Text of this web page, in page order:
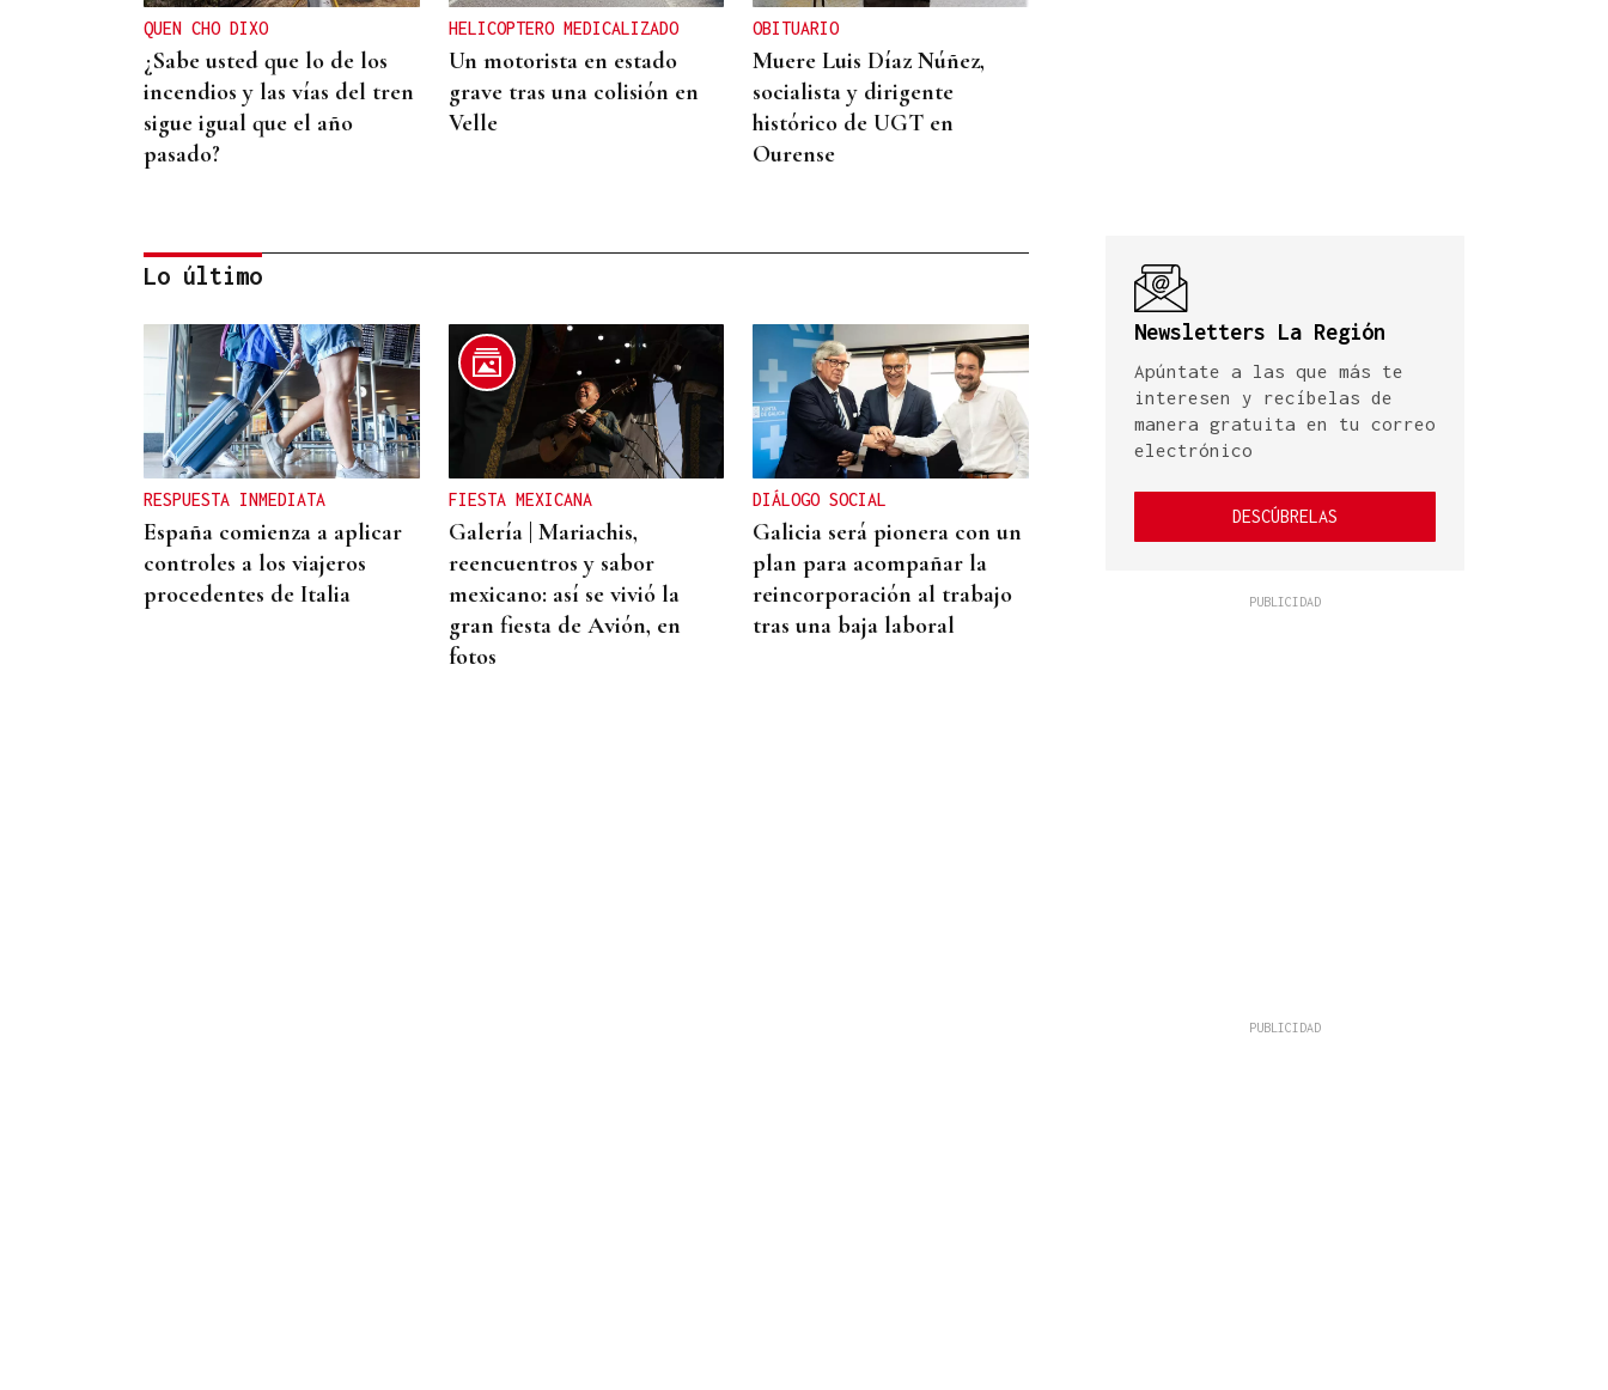
QUEN CHO DIXO
¿Sabe usted que lo de los
incendios y las vías del tren
sigue igual que el año
pasado?
HELICOPTERO MEDICALIZADO
Un motorista en estado
grave tras una colisión en
Velle
OBITUARIO
Muere Luis Díaz Núñez,
socialista y dirigente
histórico de UGT en
Ourense
CANEDO
Un herido en la colisión
entre dos coches en la
entrada a las termas de
Outariz
Lo último
RESPUESTA INMEDIATA
España comienza a aplicar
controles a los viajeros
procedentes de Italia
FIESTA MEXICANA
Galería | Mariachis,
reencuentros y sabor
mexicano: así se vivió la
gran fiesta de Avión, en
fotos
DIÁLOGO SOCIAL
Galicia será pionera con un
plan para acompañar la
reincorporación al trabajo
tras una baja laboral
Newsletters La Región
Apúntate a las que más te
interesen y recíbelas de
manera gratuita en tu correo
electrónico
DESCÚBRELAS